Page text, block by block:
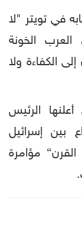
في تويتر "لا
الخونة
الكفاءة ولا
الرئيس
بين إسرائيل
مؤامرة